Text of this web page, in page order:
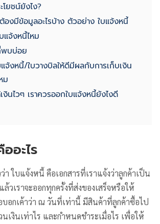
ยชน์ยังไง?
องมีข้อมูลอะไรบ้าง ตัวอย่าง ใบแจ้งหนี้
แจ้งหนี้ไหม
พบบ่อย
จ้งหนี้/ใบวางบิลให้ดีมีผลกับการเก็บเงิน
ม
งินไวๆ เราควรออกใบแจ้งหนี้ยังไงดี
อะไร
ใบแจ้งหนี้ คือเอกสารที่เราแจ้งว่าลูกค้าเป็น
วเราจะออกทุกครั้งที่ส่งของเสร็จหรือให้
บอกเค้าว่า ณ วันที่เท่านี้ มีสินค้าที่ลูกค้าซื้อไป
นเงินเท่าไร และกำหนดชำระเมื่อไร เพื่อให้